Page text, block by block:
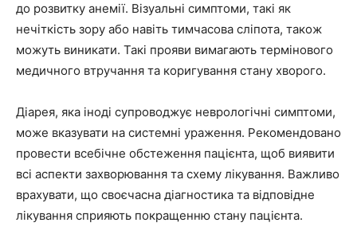
до розвитку анемії. Візуальні симптоми, такі як
нечіткість зору або навіть тимчасова сліпота, також
можуть виникати. Такі прояви вимагають термінового
медичного втручання та коригування стану хворого.
Діарея, яка іноді супроводжує неврологічні симптоми,
може вказувати на системні ураження. Рекомендовано
провести всебічне обстеження пацієнта, щоб виявити
всі аспекти захворювання та схему лікування. Важливо
врахувати, що своєчасна діагностика та відповідне
лікування сприяють покращенню стану пацієнта.